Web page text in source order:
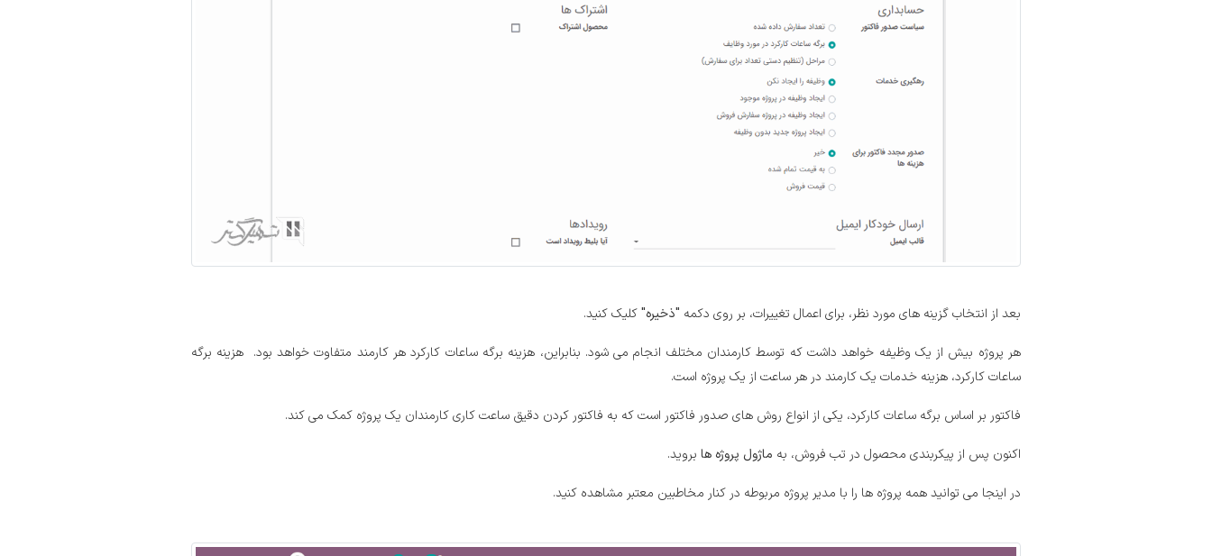
بعد از انتخاب گزینه های مورد نظر، برای اعمال تغییرات، بر روی دکمه "ذخیره"کلیک کنید.
هر پروژه بیش از یک وظیفه خواهد داشت که توسط کارمندان مختلف انجام می شود. بنابراین، هزینه برگه ساعات کارکرد هر کارمند متفاوت خواهد بود. هزینه برگه
ساعات کارکرد، هزینه خدمات یک کارمند در هر ساعت از یک پروژه است.
فاکتور بر اساس برگه ساعات کارکرد، یکی از انواع روش های صدور فاکتور است که به فاکتور کردن دقیق ساعت کاری کارمندان یک پروژه کمک می کند.
اکنون پس از پیکربندی محصول در تب فروش، به ماژول پروژه ها بروید.
در اینجا می توانید همه پروژه ها را با مدیر پروژه مربوطه در کنار مخاطبین معتبر مشاهده کنید.